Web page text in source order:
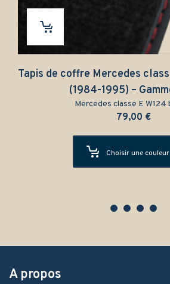
Tapis de coffre Mercedes
(1984-1995) –
Mercedes classe E W124
79,00 €
Choisir une couleur
A propos